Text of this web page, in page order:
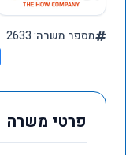
מספר משרה: 2633
פרטי משרה